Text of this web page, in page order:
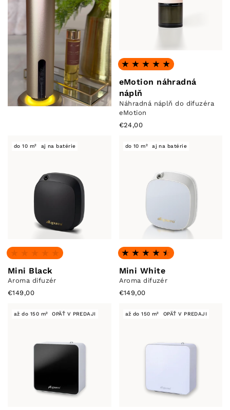
Hodnotenie: 5.0 z 5
eMotion náhradná
náplň
Náhradná náplň do difuzéra
eMotion
€24,00
do 10 m² aj na batérie
Žiadne recenzie
Mini Black
Aroma difuzér
€149,00
do 10 m² aj na batérie
Hodnotenie: 4.33 z 5
Mini White
Aroma difuzér
€149,00
až do 150 m² OPÄŤ V PREDAJI až do 150 m² OPÄŤ V PREDAJI